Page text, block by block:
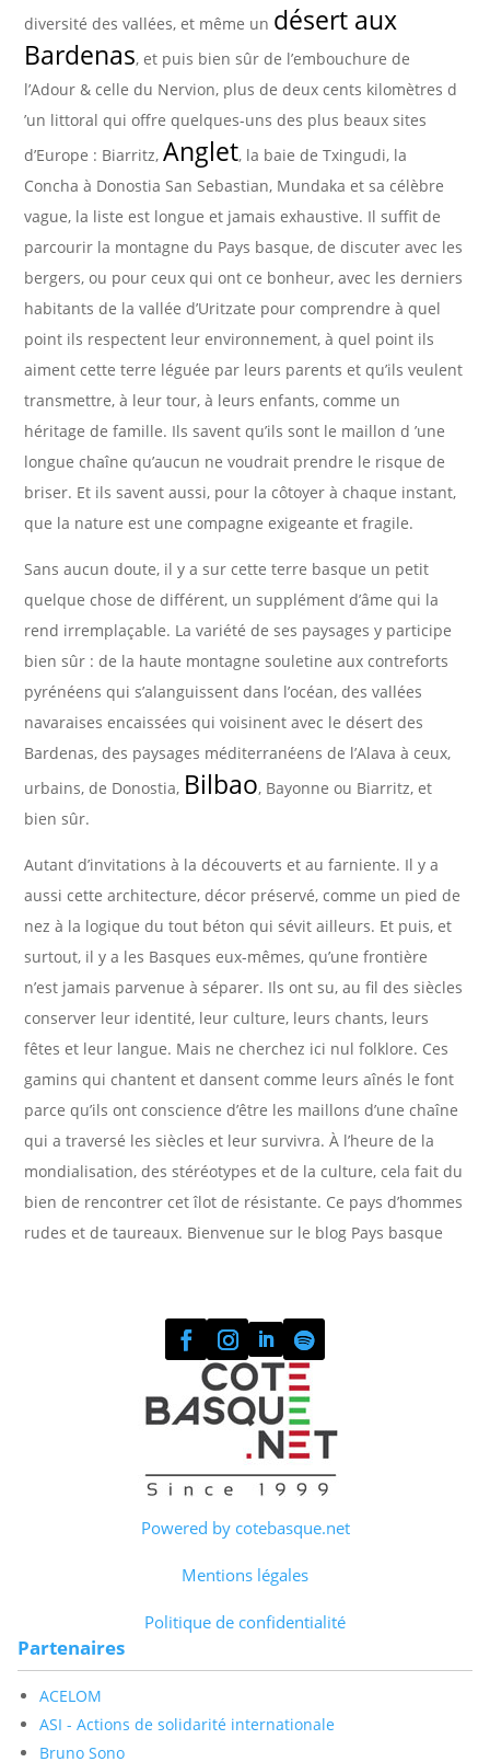
diversité des vallées, et même un désert aux
Bardenas, et puis bien sûr de l’embouchure de
l’Adour & celle du Nervion, plus de deux cents kilomètres d
’un littoral qui offre quelques-uns des plus beaux sites
d’Europe : Biarritz, Anglet, la baie de Txingudi, la
Concha à Donostia San Sebastian, Mundaka et sa célèbre
vague, la liste est longue et jamais exhaustive. Il suffit de
parcourir la montagne du Pays basque, de discuter avec les
bergers, ou pour ceux qui ont ce bonheur, avec les derniers
habitants de la vallée d’Uritzate pour comprendre à quel
point ils respectent leur environnement, à quel point ils
aiment cette terre léguée par leurs parents et qu’ils veulent
transmettre, à leur tour, à leurs enfants, comme un
héritage de famille. Ils savent qu’ils sont le maillon d ’une
longue chaîne qu’aucun ne voudrait prendre le risque de
briser. Et ils savent aussi, pour la côtoyer à chaque instant,
que la nature est une compagne exigeante et fragile.
Sans aucun doute, il y a sur cette terre basque un petit
quelque chose de différent, un supplément d’âme qui la
rend irremplaçable. La variété de ses paysages y participe
bien sûr : de la haute montagne souletine aux contreforts
pyrénéens qui s’alanguissent dans l’océan, des vallées
navaraises encaissées qui voisinent avec le désert des
Bardenas, des paysages méditerranéens de l’Alava à ceux,
urbains, de Donostia, Bilbao, Bayonne ou Biarritz, et
bien sûr.
Autant d’invitations à la découverts et au farniente. Il y a
aussi cette architecture, décor préservé, comme un pied de
nez à la logique du tout béton qui sévit ailleurs. Et puis, et
surtout, il y a les Basques eux-mêmes, qu’une frontière
n’est jamais parvenue à séparer. Ils ont su, au fil des siècles
conserver leur identité, leur culture, leurs chants, leurs
fêtes et leur langue. Mais ne cherchez ici nul folklore. Ces
gamins qui chantent et dansent comme leurs aînés le font
parce qu’ils ont conscience d’être les maillons d’une chaîne
qui a traversé les siècles et leur survivra. À l’heure de la
mondialisation, des stéréotypes et de la culture, cela fait du
bien de rencontrer cet îlot de résistante. Ce pays d’hommes
rudes et de taureaux. Bienvenue sur le blog Pays basque
Powered by cotebasque.net
Mentions légales
Politique de confidentialité
Partenaires
ACELOM
ASI - Actions de solidarité internationale
Bruno Sono